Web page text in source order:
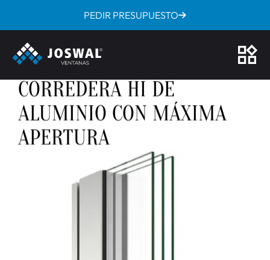
PEDIR PRESUPUESTO
Inicio /Ventanas / Ventanas de Aluminio/ Cor 4900 Corredera Hi
COR 4900
VENTANAS COR 4900
CORREDERA HI DE
ALUMINIO CON MÁXIMA